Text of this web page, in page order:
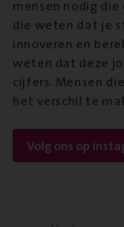
mensen nodig
die weten dat je
innoveren en
weten dat deze
cijfers. Mensen
het verschil te
Volg ons op